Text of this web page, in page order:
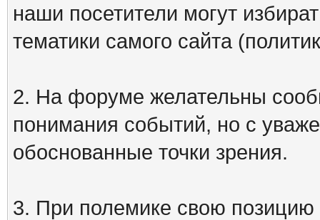
наши посетители могут
тематики самого сайта
2. На форуме желательны
понимания событий, но с
обоснованные точки зрения.
3. При полемике свою